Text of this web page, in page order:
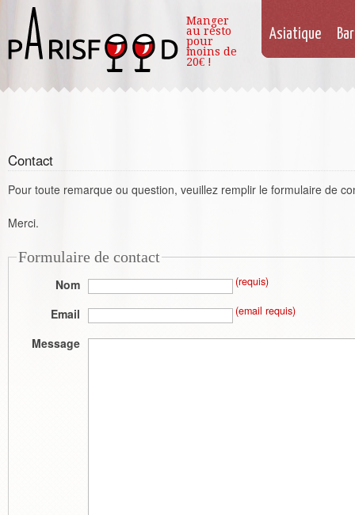
Manger
au resto
pour
moins de
20€ !
Asiatique
Contact
Pour toute remarque ou question, veuillez remplir le formulaire de
Merci.
Formulaire de contact
Nom (requis)
Email (email requis)
Message